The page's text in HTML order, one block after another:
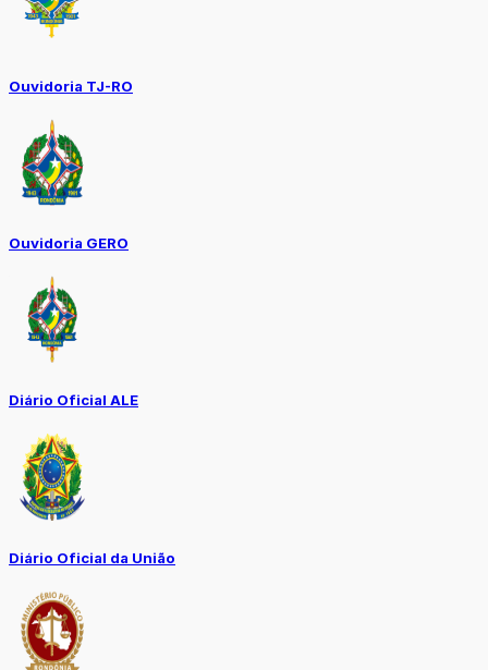
Ouvidoria TJ-RO
Ouvidoria GERO
Diário Oficial ALE
Diário Oficial da União